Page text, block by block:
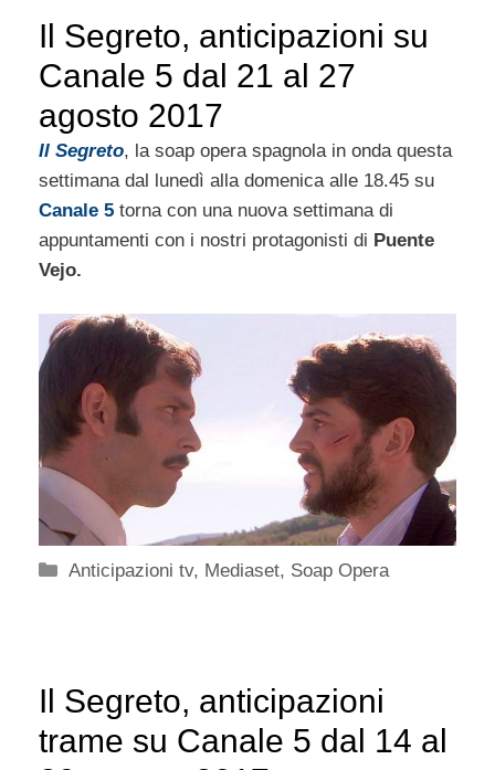
Il Segreto, anticipazioni su
Canale 5 dal 21 al 27
agosto 2017
Il Segreto, la soap opera spagnola in onda questa
settimana dal lunedì alla domenica alle 18.45 su
Canale 5 torna con una nuova settimana di
appuntamenti con i nostri protagonisti di Puente
Vejo.
Categorie
Anticipazioni tv, Mediaset, Soap Opera
Il Segreto, anticipazioni
trame su Canale 5 dal 14 al